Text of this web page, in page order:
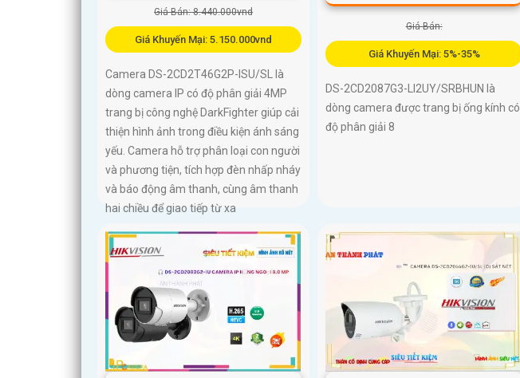
Giá Bán: 8.440.000vnd
Giá Khuyến Mại: 5.150.000vnd
Camera DS-2CD2T46G2P-ISU/SL là
dòng camera IP có độ phân giải 4MP
trang bị công nghệ DarkFighter giúp cải
thiện hình ảnh trong điều kiện ánh sáng
yếu. Camera hỗ trợ phân loại con người
và phương tiện, tích hợp đèn nhấp nháy
và báo động âm thanh, cùng âm thanh
hai chiều để giao tiếp từ xa
Giá Bán:
Giá Khuyến Mại: 5%-35%
DS-2CD2087G3-LI2UY/SRBHUN là
dòng camera được trang bị ống kính có
độ phân giải 8